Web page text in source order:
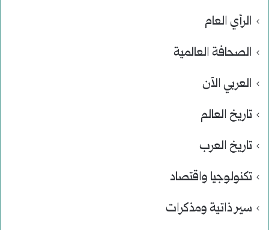
الرأي العام
الصحافة العالمية
العربي الآن
تاريخ العالم
تاريخ العرب
تكنولوجيا واقتصاد
سير ذاتية ومذكرات